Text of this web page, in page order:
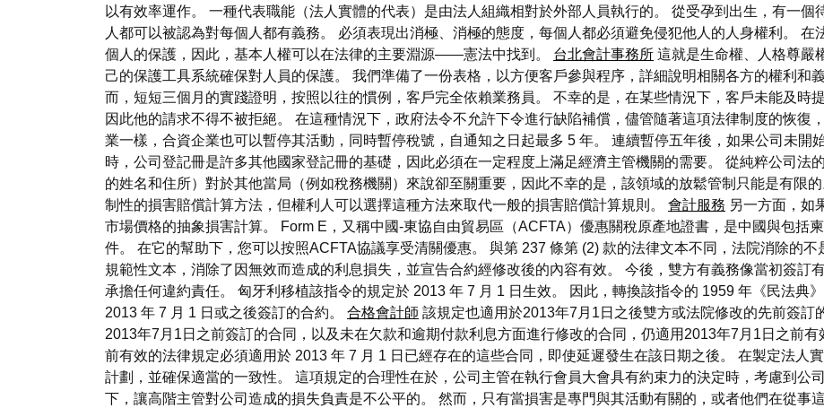
以有效率運作。 一種代表職能（法人實體的代表）是由法人組織相對於外部人員執行的。 從受孕到出生，有一
人都可以被認為對每個人都有義務。 必須表現出消極、消極的態度，每個人都必須避免侵犯他人的人身權利。
個人的保護，因此，基本人權可以在法律的主要淵源——憲法中找到。 台北會計事務所 這就是生命權、人格尊嚴
己的保護工具系統確保對人員的保護。 我們準備了一份表格，以方便客戶參與程序，詳細說明相關各方的權利和
而，短短三個月的實踐證明，按照以往的慣例，客戶完全依賴業務員。 不幸的是，在某些情況下，客戶未能及時
因此他的請求不得不被拒絕。 在這種情況下，政府法令不允許下令進行缺陷補償，儘管隨著這項法律制度的恢復
業一樣，合資企業也可以暫停其活動，同時暫停稅號，自通知之日起最多 5 年。 連續暫停五年後，如果公司未開
時，公司登記冊是許多其他國家登記冊的基礎，因此必須在一定程度上滿足經濟主管機關的需要。 從純粹公司法
的姓名和住所）對於其他當局（例如稅務機關）來說卻至關重要，因此不幸的是，該領域的放鬆管制只能是有限
制性的損害賠償計算方法，但權利人可以選擇這種方法來取代一般的損害賠償計算規則。 會計服務 另一方面，如
市場價格的抽象損害計算。 Form E，又稱中國-東協自由貿易區（ACFTA）優惠關稅原產地證書，是中國與包括
件。 在它的幫助下，您可以按照ACFTA協議享受清關優惠。 與第 237 條第 (2) 款的法律文本不同，法院消除的
規範性文本，消除了因無效而造成的利息損失，並宣告合約經修改後的內容有效。 今後，雙方有義務像當初簽訂
承擔任何違約責任。 匈牙利移植該指令的規定於 2013 年 7 月 1 日生效。 因此，轉換該指令的 1959 年《民法典
2013 年 7 月 1 日或之後簽訂的合約。 合格會計師 該規定也適用於2013年7月1日之後雙方或法院修改的先前簽訂
2013年7月1日之前簽訂的合同，以及未在欠款和逾期付款利息方面進行修改的合同，仍適用2013年7月1日之前
前有效的法律規定必須適用於 2013 年 7 月 1 日已經存在的這些合同，即使延遲發生在該日期之後。 在製定法人
計劃，並確保適當的一致性。 這項規定的合理性在於，公司主管在執行會員大會具有約束力的決定時，考慮到公
下，讓高階主管對公司造成的損失負責是不公平的。 然而，只有當損害是專門與其活動有關的，或者他們在從事